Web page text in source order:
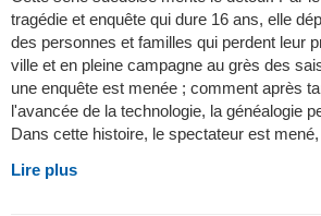
tragédie et enquête qui dure 16 ans, elle
des personnes et familles qui perdent leur
ville et en pleine campagne au grès des
une enquête est menée ; comment après
l'avancée de la technologie, la généalogie
Dans cette histoire, le spectateur est mené,
Lire plus